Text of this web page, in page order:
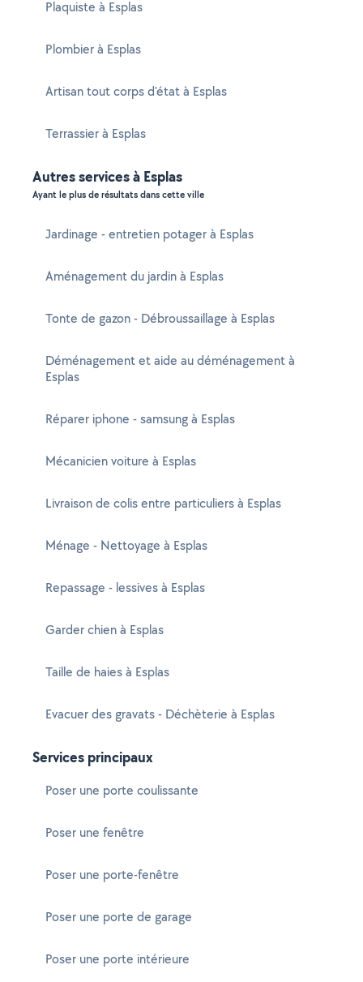
Plaquiste à Esplas
Plombier à Esplas
Artisan tout corps d'état à Esplas
Terrassier à Esplas
Autres services à Esplas
Ayant le plus de résultats dans cette ville
Jardinage - entretien potager à Esplas
Aménagement du jardin à Esplas
Tonte de gazon - Débroussaillage à Esplas
Déménagement et aide au déménagement à
Esplas
Réparer iphone - samsung à Esplas
Mécanicien voiture à Esplas
Livraison de colis entre particuliers à Esplas
Ménage - Nettoyage à Esplas
Repassage - lessives à Esplas
Garder chien à Esplas
Taille de haies à Esplas
Evacuer des gravats - Déchèterie à Esplas
Services principaux
Poser une porte coulissante
Poser une fenêtre
Poser une porte-fenêtre
Poser une porte de garage
Poser une porte intérieure